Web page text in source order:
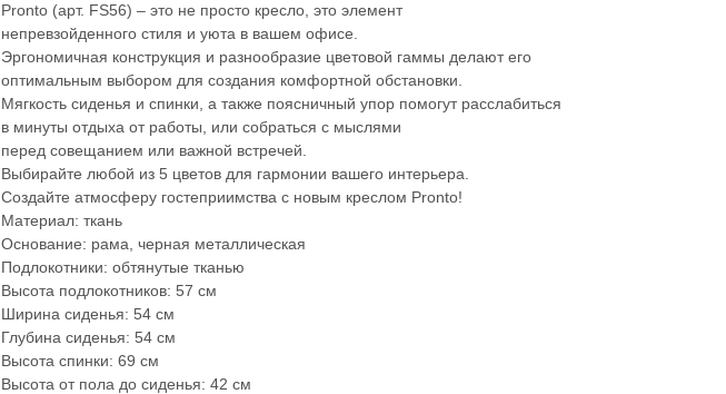
Pronto (арт. FS56) – это не просто кресло, это элемент
непревзойденного стиля и уюта в вашем офисе.
Эргономичная конструкция и разнообразие цветовой гаммы делают его
оптимальным выбором для создания комфортной обстановки.
Мягкость сиденья и спинки, а также поясничный упор помогут расслабиться
в минуты отдыха от работы, или собраться с мыслями
перед совещанием или важной встречей.
Выбирайте любой из 5 цветов для гармонии вашего интерьера.
Создайте атмосферу гостеприимства с новым креслом Pronto!
Материал: ткань
Основание: рама, черная металлическая
Подлокотники: обтянутые тканью
Высота подлокотников: 57 см
Ширина сиденья: 54 см
Глубина сиденья: 54 см
Высота спинки: 69 см
Высота от пола до сиденья: 42 см